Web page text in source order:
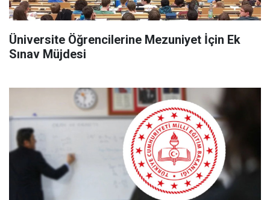
Üniversite Öğrencilerine Mezuniyet İçin Ek
Sınav Müjdesi